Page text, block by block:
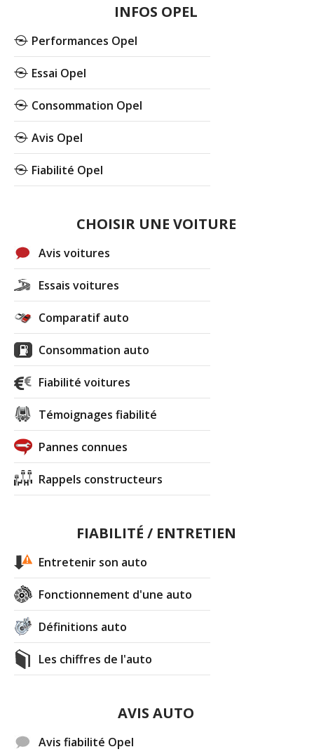
INFOS OPEL
Performances Opel
Essai Opel
Consommation Opel
Avis Opel
Fiabilité Opel
CHOISIR UNE VOITURE
Avis voitures
Essais voitures
Comparatif auto
Consommation auto
Fiabilité voitures
Témoignages fiabilité
Pannes connues
Rappels constructeurs
FIABILITÉ / ENTRETIEN
Entretenir son auto
Fonctionnement d'une auto
Définitions auto
Les chiffres de l'auto
AVIS AUTO
Avis fiabilité Opel